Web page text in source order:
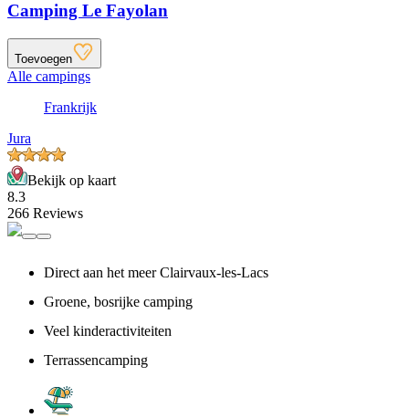
Camping Le Fayolan
Toevoegen
Alle campings
Frankrijk
Jura
Bekijk op kaart
8.3
266 Reviews
Direct aan het meer Clairvaux-les-Lacs
Groene, bosrijke camping
Veel kinderactiviteiten
Terrassencamping